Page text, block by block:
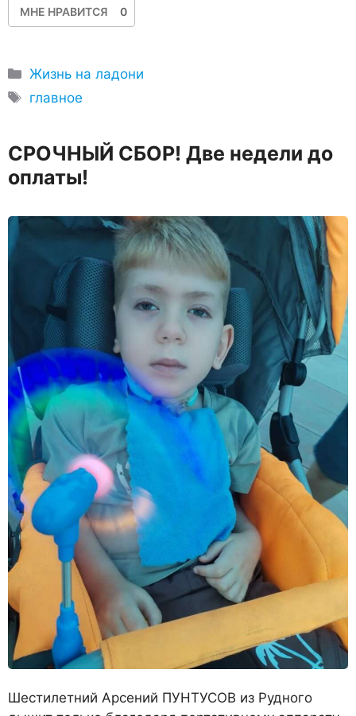
МНЕ НРАВИТСЯ 0
Рубрики
Жизнь на ладони
Метки
главное
СРОЧНЫЙ СБОР! Две недели до
оплаты!
Шестилетний Арсений ПУНТУСОВ из Рудного